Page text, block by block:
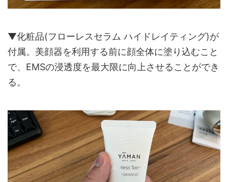
▼化粧品(フローレスセラム ハイドレイティング)が
付属。美顔器を利用する前に顔全体に塗り込むこと
で、EMSの浸透度を最大限に向上させることができ
る。